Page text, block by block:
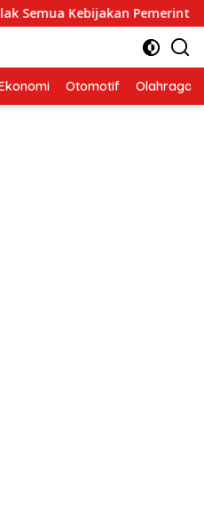
Kebijakan Pemerintah
Otomotif Olahraga